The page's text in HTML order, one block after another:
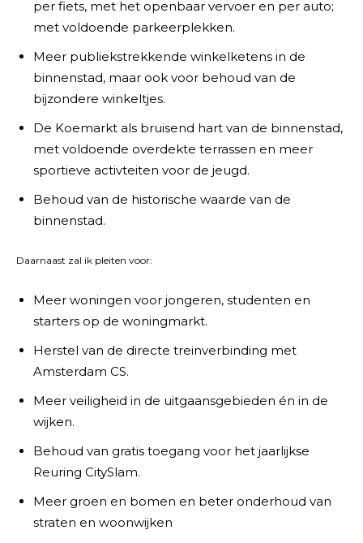
per fiets, met het openbaar vervoer en per auto;
met voldoende parkeerplekken.
Meer publiekstrekkende winkelketens in de
binnenstad, maar ook voor behoud van de
bijzondere winkeltjes.
De Koemarkt als bruisend hart van de binnenstad,
met voldoende overdekte terrassen en meer
sportieve activteiten voor de jeugd.
Behoud van de historische waarde van de
binnenstad.
Daarnaast zal ik pleiten voor:
Meer woningen voor jongeren, studenten en
starters op de woningmarkt.
Herstel van de directe treinverbinding met
Amsterdam CS.
Meer veiligheid in de uitgaansgebieden én in de
wijken.
Behoud van gratis toegang voor het jaarlijkse
Reuring CitySlam.
Meer groen en bomen en beter onderhoud van
straten en woonwijken